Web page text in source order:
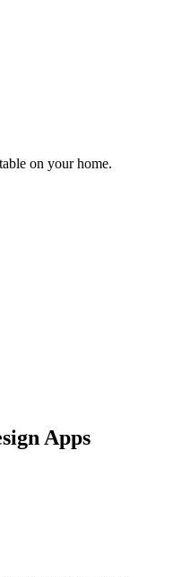
on your home.
Apps